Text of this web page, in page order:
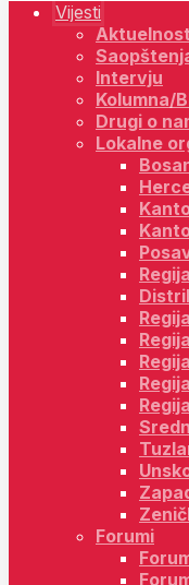
Vijesti
Intervju
Kolumna/
Drugi o
Lokalne
Forumi